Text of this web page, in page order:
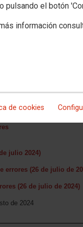
pulsando el botón
información
de cookies
de
julio 2024)
errores (26 de julio de
(26 de julio de 2024)
de 2024